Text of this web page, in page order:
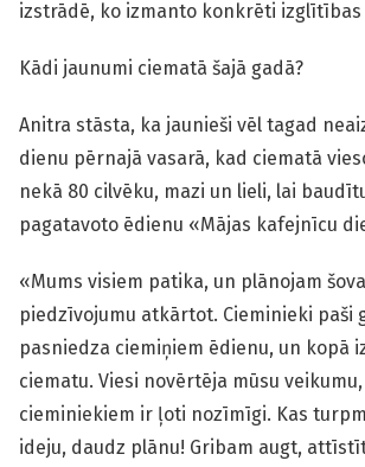
izstrādē, ko izmanto konkrēti
Kādi jaunumi ciematā šajā gadā?
Anitra stāsta, ka jaunieši vēl tagad
dienu pērnajā vasarā, kad ciematā
nekā 80 cilvēku, mazi un lieli, lai
pagatavoto ēdienu «Mājas kafejnīcu
«Mums visiem patika, un plānojam
piedzīvojumu atkārtot. Cieminieki paši
pasniedza ciemiņiem ēdienu, un kopā
ciematu. Viesi novērtēja mūsu
cieminiekiem ir ļoti nozīmīgi. Kas
ideju, daudz plānu! Gribam augt,